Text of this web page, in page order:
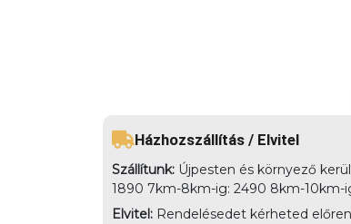
Házhozszállítás / Elvitel
Szállítunk: Újpesten és környező
1890 7km-8km-ig: 2490 8km-10km-
Elvitel: Rendelésedet kérheted